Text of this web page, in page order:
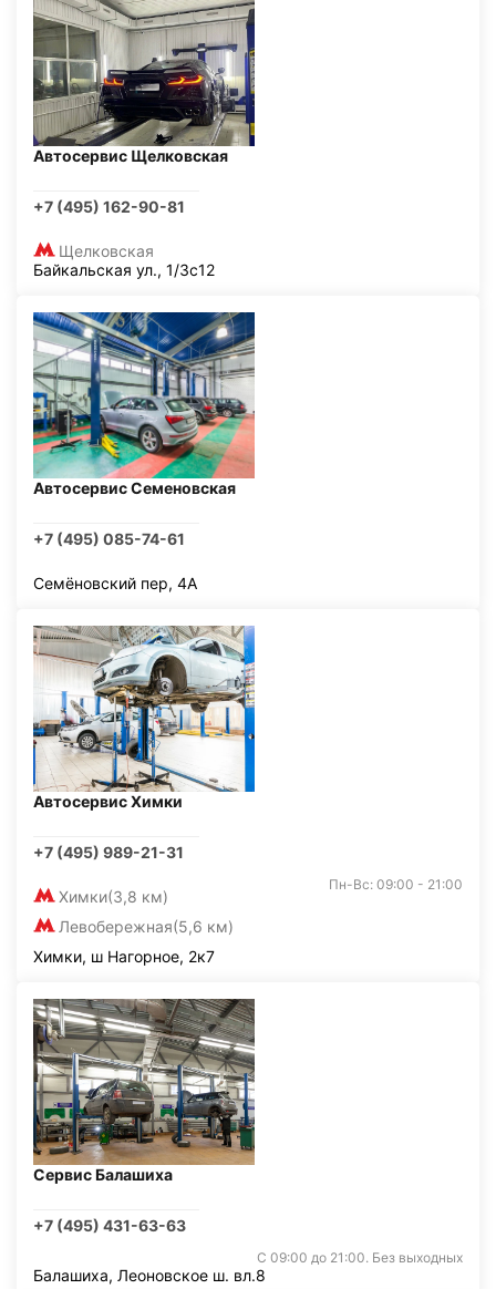
Автосервис Щелковская
+7 (495) 162-90-81
Щелковская
Байкальская ул., 1/3с12
Автосервис Семеновская
+7 (495) 085-74-61
Семёновский пер, 4А
Автосервис Химки
+7 (495) 989-21-31
Химки(3,8 км)
Левобережная(5,6 км)
Пн-Вс: 09:00 - 21:00
Химки, ш Нагорное, 2к7
Сервис Балашиха
+7 (495) 431-63-63
С 09:00 до 21:00. Без выходных
Балашиха, Леоновское ш. вл.8